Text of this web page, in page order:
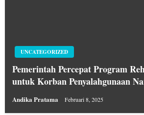
UNCATEGORIZED
Pemerintah Percepat Program
untuk Korban Penyalahgunaan
Andika Pratama Februari 8, 2025